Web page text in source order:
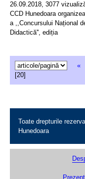
26.09.2018, 3077
CCD Hunedoara
a ,,Concursului Național
Didactică'', ediția
[20]
«
Toate drepturile
Hunedoara